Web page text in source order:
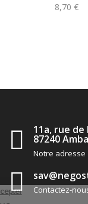
8,70 €
11a, rue de
87240
Notre adresse
Contactez-